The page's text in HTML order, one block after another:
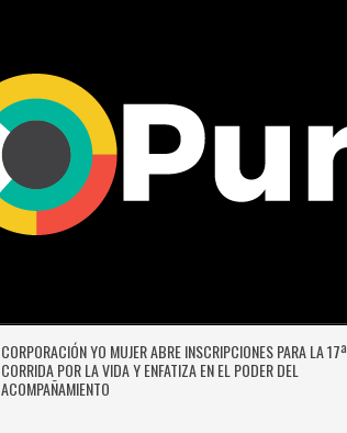
CORPORACIÓN YO MUJER ABRE INSCRIPCIONES PARA LA 17ª
CORRIDA POR LA VIDA Y ENFATIZA EN EL PODER DEL
ACOMPAÑAMIENTO